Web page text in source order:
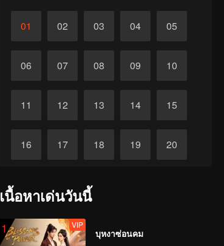
01 02 03 04 05
06 07 08 09 10
11 12 13 14 15
16 17 18 19 20
26 27
เนื้อหาเด่นวันนี้
1 VIP
บุหงาซ่อนคม